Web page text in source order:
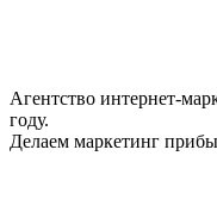
Агентство интернет-
году.
Делаем маркетинг